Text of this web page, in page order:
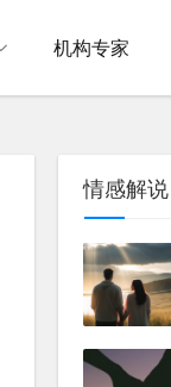
机构专家
情感解说